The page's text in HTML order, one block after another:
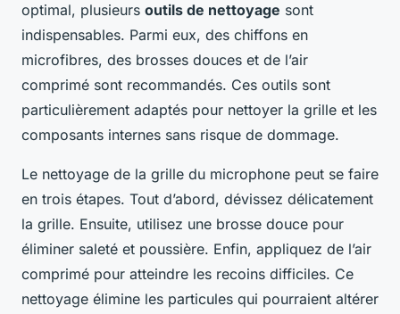
optimal, plusieurs outils de nettoyage sont
indispensables. Parmi eux, des chiffons en
microfibres, des brosses douces et de l’air
comprimé sont recommandés. Ces outils sont
particulièrement adaptés pour nettoyer la grille et les
composants internes sans risque de dommage.
Le nettoyage de la grille du microphone peut se faire
en trois étapes. Tout d’abord, dévissez délicatement
la grille. Ensuite, utilisez une brosse douce pour
éliminer saleté et poussière. Enfin, appliquez de l’air
comprimé pour atteindre les recoins difficiles. Ce
nettoyage élimine les particules qui pourraient altérer